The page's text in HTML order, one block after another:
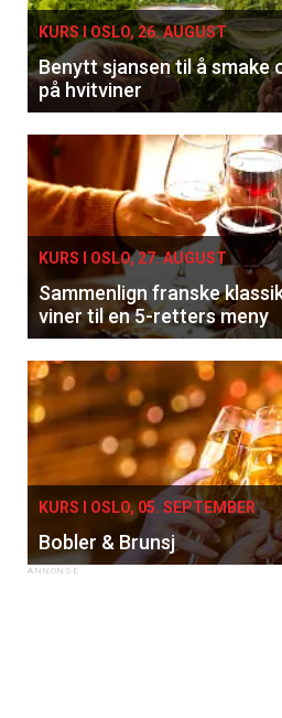
KURS I OSLO, 26. AUGUST
Benytt sjansen til å
på hvitviner
KURS I OSLO, 27. AUGUST
Sammenlign franske
viner til en 5-retters meny
KURS I OSLO, 05. SEPTEMBER
Bobler & Brunsj